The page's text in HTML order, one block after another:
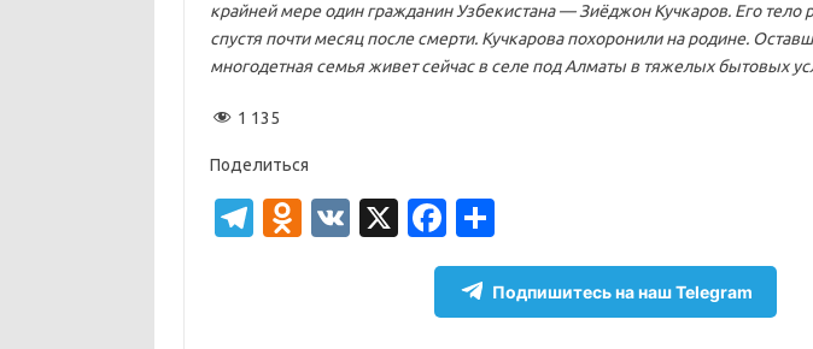
крайней мере один гражданин Узбекистана — Зиёджон Кучкаров. Его тело
спустя почти месяц после смерти. Кучкарова похоронили на родине.
многодетная семья живет сейчас в селе под Алматы в тяжелых бытовых
1 135
Поделиться
T
O
V
X
Fa
c
e
т
п
Подпишитесь на наш Telegram